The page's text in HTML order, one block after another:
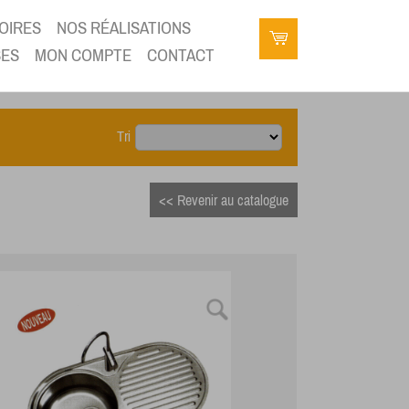
NOS RÉALISATIONS
MON COMPTE CONTACT
Tri
<< Revenir au catalogue